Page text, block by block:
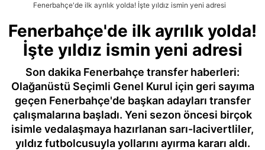
Fenerbahçe'de ilk ayrılık yolda! İşte yıldız ismin yeni adresi
Fenerbahçe'de ilk ayrılık yolda!
İşte yıldız ismin yeni adresi
Son dakika Fenerbahçe transfer haberleri:
Olağanüstü Seçimli Genel Kurul için geri sayıma
geçen Fenerbahçe'de başkan adayları transfer
çalışmalarına başladı. Yeni sezon öncesi birçok
isimle vedalaşmaya hazırlanan sarı-lacivertliler,
yıldız futbolcusuyla yollarını ayırma kararı aldı.